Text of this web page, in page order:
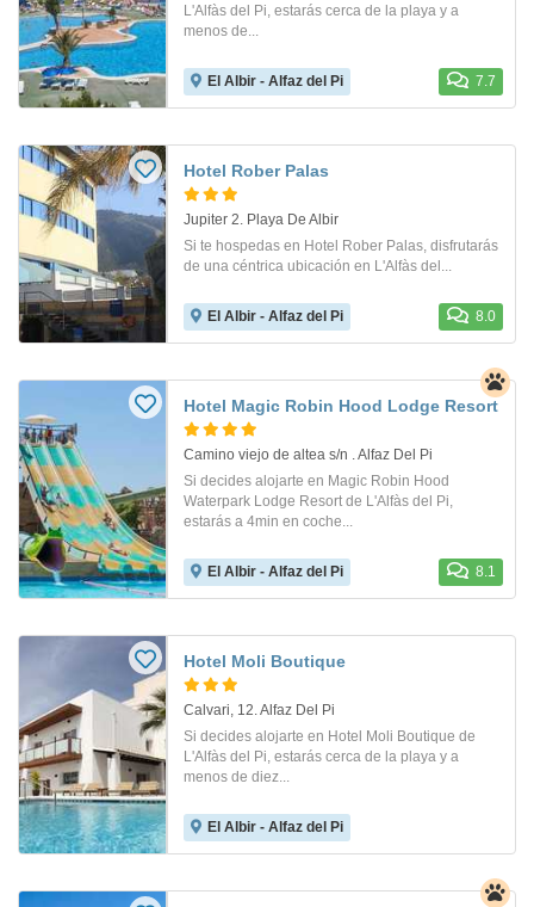
L'Alfàs del Pi, estarás cerca de la playa y a
menos de...
El Albir - Alfaz del Pi 7.7
Hotel Rober Palas
Jupiter 2. Playa De Albir
Si te hospedas en Hotel Rober Palas, disfrutarás
de una céntrica ubicación en L'Alfàs del...
El Albir - Alfaz del Pi 8.0
Hotel Magic Robin Hood Lodge Resort
Camino viejo de altea s/n . Alfaz Del Pi
Si decides alojarte en Magic Robin Hood
Waterpark Lodge Resort de L'Alfàs del Pi,
estarás a 4min en coche...
El Albir - Alfaz del Pi 8.1
Hotel Moli Boutique
Calvari, 12. Alfaz Del Pi
Si decides alojarte en Hotel Moli Boutique de
L'Alfàs del Pi, estarás cerca de la playa y a
menos de diez...
El Albir - Alfaz del Pi